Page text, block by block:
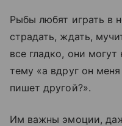
Рыбы любят играть в
страдать, ждать,
все гладко, они могут
тему «а вдруг он
пишет другой?».
Им важны эмоции,